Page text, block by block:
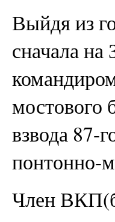
Выйдя из
сначала
мостового
взвода 87-
понтонно-
Член